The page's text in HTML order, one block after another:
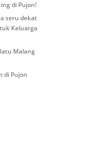
di Pujon!
seru dekat
Keluarga
Malang
di Pujon